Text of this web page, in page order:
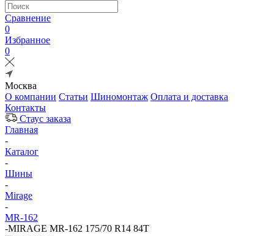
Сравнение
0
Избранное
0
Москва
О компании Статьи Шиномонтаж Оплата и доставка
Контакты
Стаус заказа
Главная
-
Каталог
-
Шины
-
Mirage
-
MR-162
-MIRAGE MR-162 175/70 R14 84T